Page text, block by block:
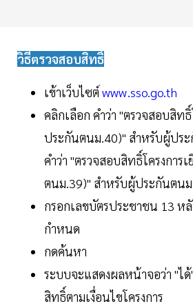
วิธีตรวจสอบสิทธิ์
เข้าเว็บไซต์ www.sso.go.th
คลิกเลือก คำว่า "ตรวจสอบสิทธิ์
ประกันตนม.40)" สำหรับผู้ปร
คำว่า "ตรวจสอบสิทธิ์โครงการ
ตนม.39)" สำหรับผู้ประกันตนม
กรอกเลขบัตรประชาชน 13 ห
กำหนด
กดค้นหา
ระบบจะแสดงผลหน้าจอว่า "ไ
สิทธิ์ตามเงื่อนไขโครงการ